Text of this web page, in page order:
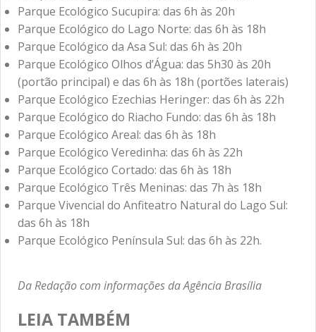
Parque Ecológico Sucupira: das 6h às 20h
Parque Ecológico do Lago Norte: das 6h às 18h
Parque Ecológico da Asa Sul: das 6h às 20h
Parque Ecológico Olhos d’Água: das 5h30 às 20h
(portão principal) e das 6h às 18h (portões laterais)
Parque Ecológico Ezechias Heringer: das 6h às 22h
Parque Ecológico do Riacho Fundo: das 6h às 18h
Parque Ecológico Areal: das 6h às 18h
Parque Ecológico Veredinha: das 6h às 22h
Parque Ecológico Cortado: das 6h às 18h
Parque Ecológico Três Meninas: das 7h às 18h
Parque Vivencial do Anfiteatro Natural do Lago Sul:
das 6h às 18h
Parque Ecológico Península Sul: das 6h às 22h.
Da Redação com informações da Agência Brasília
LEIA TAMBÉM